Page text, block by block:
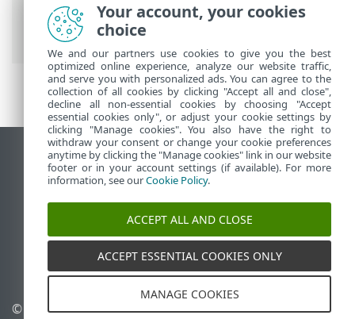
고급 설정
>장치 보호>실시간 파일 시스템
보호> 위협이 감지됨
데스크톱 사이트 보기
End of Life
ESET 지식 베이스
ESET Status Portal
국가별 지원
© 1992 - 2025 ESET, spol. s
쿠키 관리
Your account, your cookies
choice
We and our partners use cookies to give you the best
optimized online experience, analyze our website traffic,
and serve you with personalized ads. You can agree to the
collection of all cookies by clicking "Accept all and close",
decline all non-essential cookies by choosing "Accept
essential cookies only", or adjust your cookie settings by
clicking "Manage cookies". You also have the right to
withdraw your consent or change your cookie preferences
anytime by clicking the "Manage cookies" link in our website
footer or in your account settings (if available). For more
information, see ourCookie Policy.
ACCEPT ALL AND CLOSE
ACCEPT ESSENTIAL COOKIES ONLY
MANAGE COOKIES